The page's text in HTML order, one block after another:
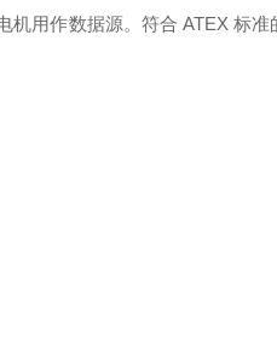
用作数据源。符合 ATEX 标准